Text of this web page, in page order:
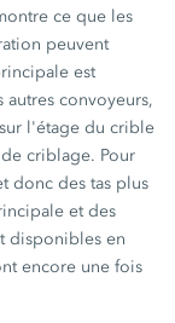
ce que les
peuvent
est
convoyeurs,
l'étage du crible
criblage. Pour
donc des tas plus
et des
disponibles en
encore une fois